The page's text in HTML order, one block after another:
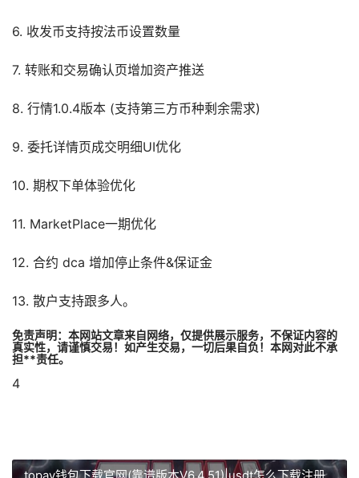
6. 收发币支持按法币设置数量
7. 转账和交易确认页增加资产推送
8. 行情1.0.4版本 (支持第三方币种剩余需求)
9. 委托详情页成交明细UI优化
10. 期权下单体验优化
11. MarketPlace一期优化
12. 合约 dca 增加停止条件&保证金
13. 散户支持跟多人。
免责声明：本网站文章来自网络，仅提供展示服务，不保证内容的
真实性，请谨慎交易！如产生交易，一切后果自负！本网对此不承
担**责任。
4